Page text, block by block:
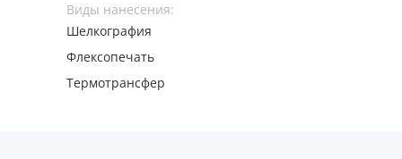
Виды нанесения:
Шелкография
Флексопечать
Термотрансфер